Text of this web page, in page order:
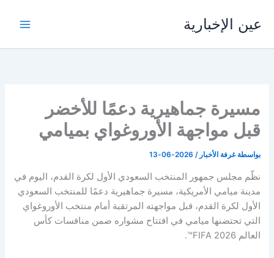
المحتوى
عين الإخبارية
مسيرة جماهيرية دعمًا للأخضر
قبل مواجهة الأوروغواي بميامي
بواسطة غرفة الأخبار/
2026-06-13
نظّم مجلس جمهور المنتخب السعودي الأول لكرة القدم، اليوم في
مدينة ميامي الأمريكية، مسيرة جماهيرية دعمًا للمنتخب السعودي
الأول لكرة القدم، قبل مواجهته المرتقبة أمام منتخب الأوروغواي
التي تحتضنها ميامي في افتتاح مشواره ضمن منافسات كأس
العالم FIFA 2026™.